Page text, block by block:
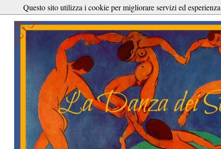
Questo sito utilizza i cookie per migliorare servizi ed